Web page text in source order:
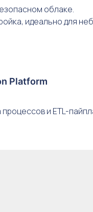
облаке.
идеально для
Platform
и ETL-